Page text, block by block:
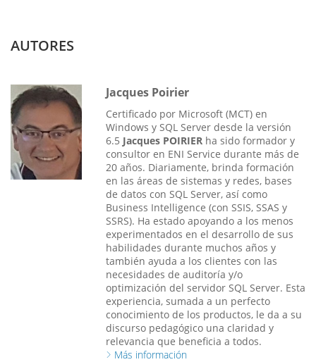
AUTORES
Jacques Poirier
Certificado por Microsoft (MCT) en
Windows y SQL Server desde la versión
6.5 Jacques POIRIER ha sido formador y
consultor en ENI Service durante más de
20 años. Diariamente, brinda formación
en las áreas de sistemas y redes, bases
de datos con SQL Server, así como
Business Intelligence (con SSIS, SSAS y
SSRS). Ha estado apoyando a los menos
experimentados en el desarrollo de sus
habilidades durante muchos años y
también ayuda a los clientes con las
necesidades de auditoría y/o
optimización del servidor SQL Server. Esta
experiencia, sumada a un perfecto
conocimiento de los productos, le da a su
discurso pedagógico una claridad y
relevancia que beneficia a todos.
Más información